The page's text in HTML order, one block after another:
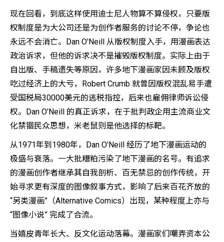
现在回看，到底这样使用迪士尼人物算不算侵权，只要版
权制度是为大公司还是为创作者服务的讨论不停，争论也
永远不会消亡。Dan O'Neill 从版权制度入手，用漫画表达
政治诉求，但他的诉求决不是摧毁版权制度。实际上由于
自出版、手稿遗失等原因，许多地下漫画家因未顾及版权
吃过经济上的大亏，Robert Crumb 就曾因版权混乱易手遭
受国税局30000美元的逃税指控，后来也雇佣律师诉讼侵
权。Dan O'Neill 的真正诉求，在于批判政企用主流商业文
化禁锢民众思想，米老鼠则是他选择的标靶。
从1971年到1980年，Dan O'Neill 经历了地下漫画运动的
极盛与衰落。一大批糟粕污染了地下漫画的名号。有追求
的漫画创作者继承其自我剖析、百无禁忌的创作传统，开
始寻求更有深度的图像叙事方式，影响了后来百花齐放的
“另类漫画”（Alternative Comics）出现，某种程度上亦与
“图像小说” 完成了合流。
当嬉皮青年长大、反文化运动落幕。漫画家们嘲弄资本公